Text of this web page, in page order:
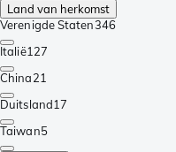
Land van herkomst
Verenigde Staten346
Italië127
China21
Duitsland17
Taiwan5